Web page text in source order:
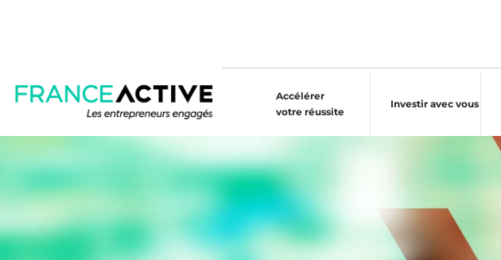
Accélérer
votre réussite
Investir avec vous